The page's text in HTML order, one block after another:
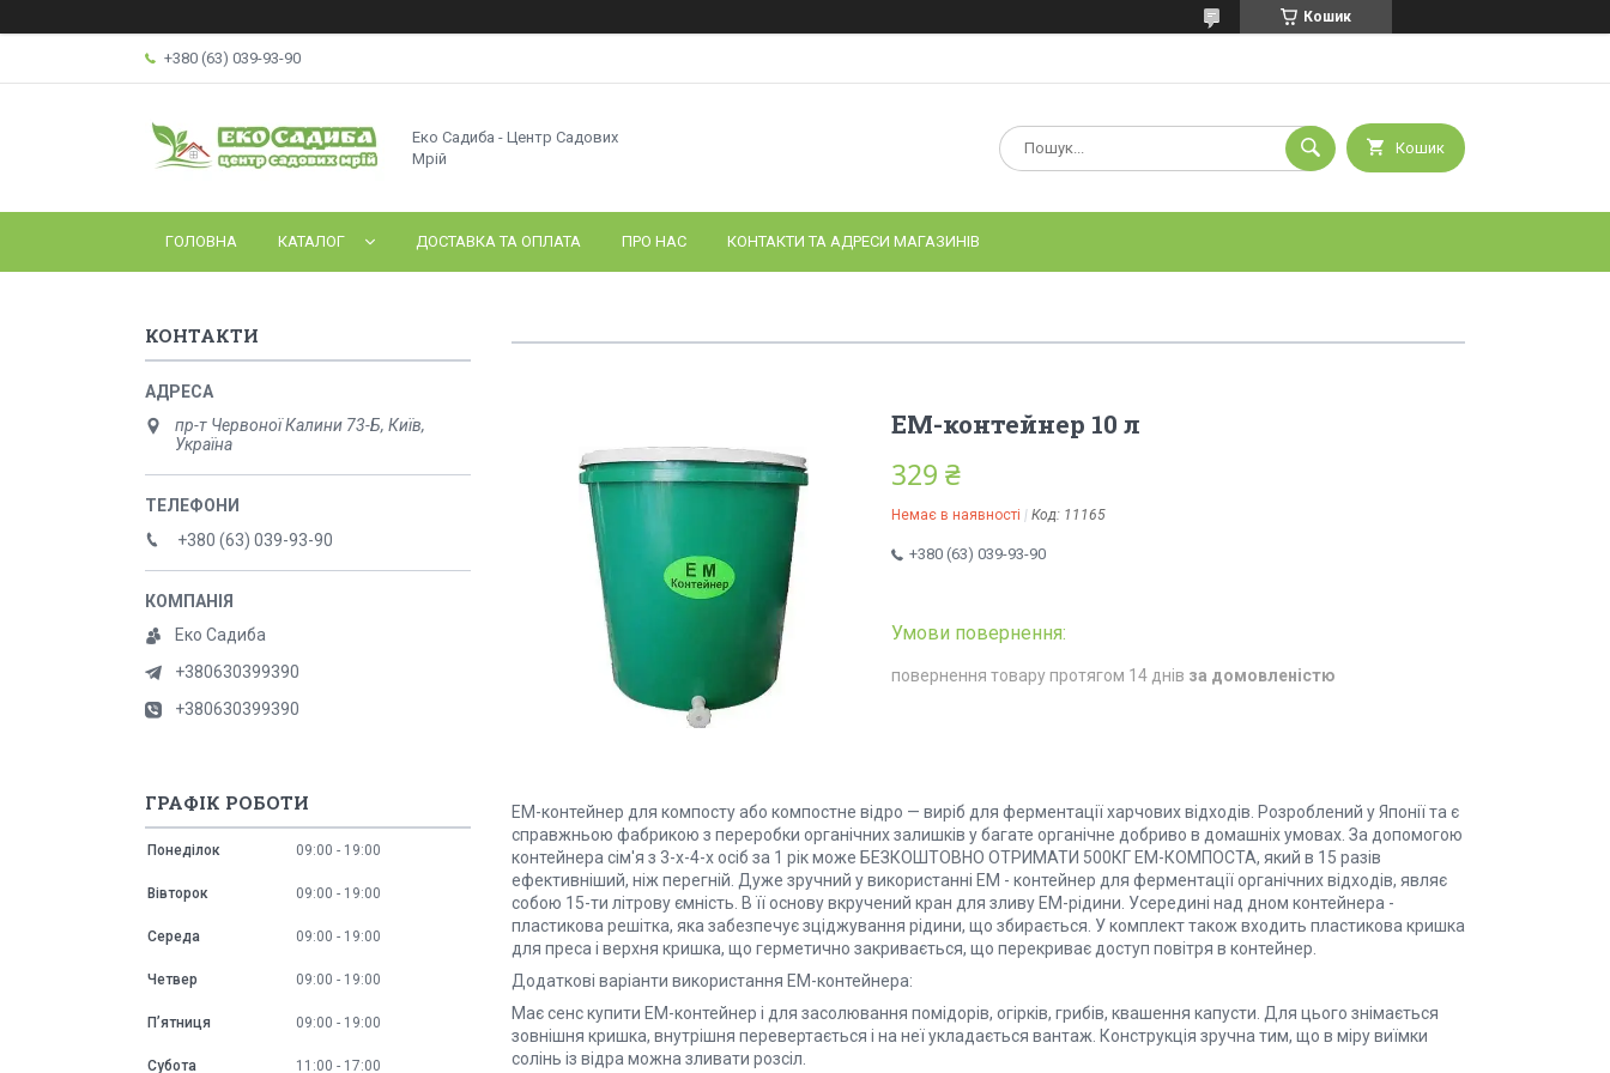
Кошик
+380 (63) 039-93-90
Еко Садиба - Центр Садових
Мрій
Кошик
ГОЛОВНА КАТАЛОГ ДОСТАВКА ТА ОПЛАТА ПРО НАС КОНТАКТИ ТА АДРЕСИ МАГАЗИНІВ
ЕМ-контейнер 10 л
329 ₴
Немає в наявності Код: 11165
+380 (63) 039-93-90
повернення товару протягом 14 днів за домовленістю
ЕМ-контейнер для компосту або компостне відро — виріб для ферментації харчових відходів. Розроблений у Японії та є
справжньою фабрикою з переробки органічних залишків у багате органічне добриво в домашніх умовах. За допомогою
контейнера сім'я з 3-х-4-х осіб за 1 рік може БЕЗКОШТОВНО ОТРИМАТИ 500КГ ЕМ-КОМПОСТА, який в 15 разів
ефективніший, ніж перегній. Дуже зручний у використанні ЕМ - контейнер для ферментації органічних відходів, являє
собою 15-ти літрову ємність. В її основу вкручений кран для зливу ЕМ-рідини. Усередині над дном контейнера -
пластикова решітка, яка забезпечує зціджування рідини, що збирається. У комплект також входить пластикова кришка
для преса і верхня кришка, що герметично закривається, що перекриває доступ повітря в контейнер.
Додаткові варіанти використання ЕМ-контейнера:
Має сенс купити ЕМ-контейнер і для засолювання помідорів, огірків, грибів, квашення капусти. Для цього знімається
зовнішня кришка, внутрішня перевертається і на неї укладається вантаж. Конструкція зручна тим, що в міру виїмки
солінь із відра можна зливати розсіл.
КОНТАКТИ
пр-т Червоної Калини 73-Б, Київ,
Україна
+380 (63) 039-93-90
Еко Садиба
+380630399390
+380630399390
ГРАФІК РОБОТИ
Понеділок 09:00 19:00
Вівторок 09:00 19:00
Середа 09:00 19:00
Четвер 09:00 19:00
Пʼятниця 09:00 19:00
Субота 11:00 17:00